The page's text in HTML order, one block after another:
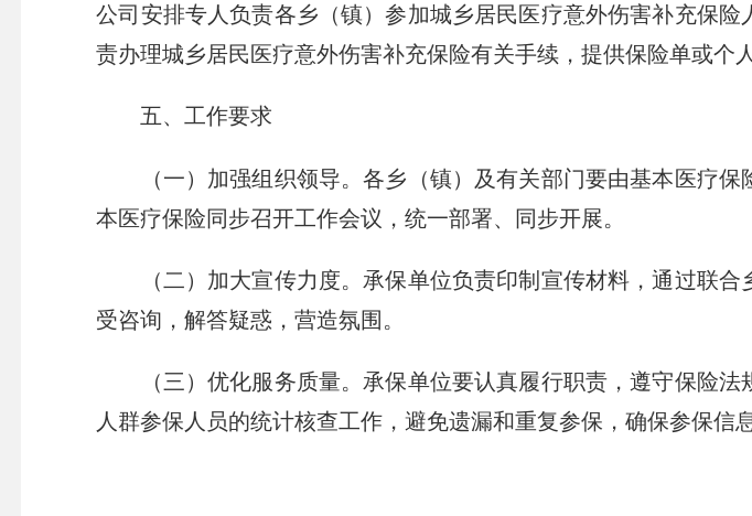
公司安排专人负责各乡（镇）参加城乡居民医疗意外伤害补充保
责办理城乡居民医疗意外伤害补充保险有关手续，提供保险单或个
五、工作要求
（一）加强组织领导。各乡（镇）及有关部门要由基本医疗保
本医疗保险同步召开工作会议，统一部署、同步开展。
（二）加大宣传力度。承保单位负责印制宣传材料，通过联合
受咨询，解答疑惑，营造氛围。
（三）优化服务质量。承保单位要认真履行职责，遵守保险法
人群参保人员的统计核查工作，避免遗漏和重复参保，确保参保信